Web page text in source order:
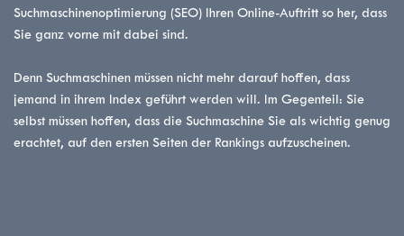
Suchmaschinenoptimierung (SEO) Ihren Online-Auftritt so her, dass
Sie ganz vorne mit dabei sind.
Denn Suchmaschinen müssen nicht mehr darauf hoffen, dass
jemand in ihrem Index geführt werden will. Im Gegenteil: Sie
selbst müssen hoffen, dass die Suchmaschine Sie als wichtig genug
erachtet, auf den ersten Seiten der Rankings aufzuscheinen.